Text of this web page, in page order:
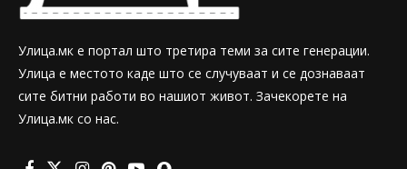
Улица.мк е портал што третира теми за сите генерации.
Улица е местото каде што се случуваат и се дознаваат
сите битни работи во нашиот живот. Зачекорете на
Улица.мк со нас.